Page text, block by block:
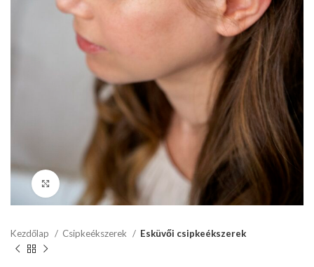
Click to enlarge
Kezdőlap Csipkeékszerek Esküvői csipkeékszerek